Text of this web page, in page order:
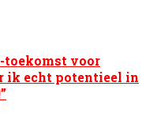
toekomst voor
ik echt potentieel in